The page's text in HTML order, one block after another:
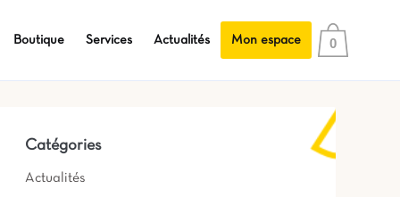
0
Boutique Services Actualités Mon espace
Catégories
Actualités